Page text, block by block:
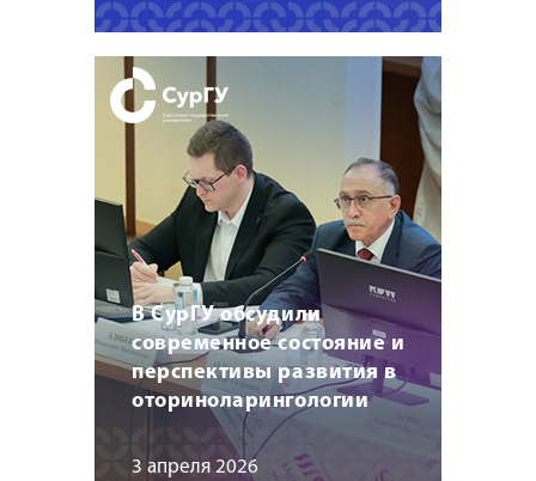
В СурГУ обсудили
современное состояние и
перспективы развития в
оториноларингологии
3 апреля 2026